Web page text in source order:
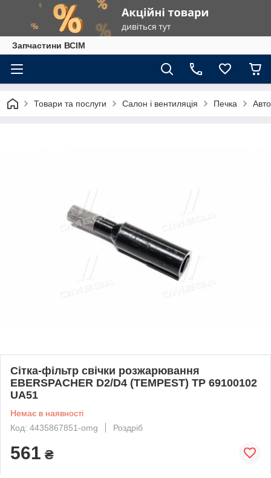
Запчастини ВСІМ
Товари та послуги Салон і вентиляція Печка
Сітка-фільтр свічки розжарювання
EBERSPACHER D2/D4 (TEMPEST) TP 69100102
UA51
Немає в наявності
Код: 4435867851-omg
Роздріб
561 ₴